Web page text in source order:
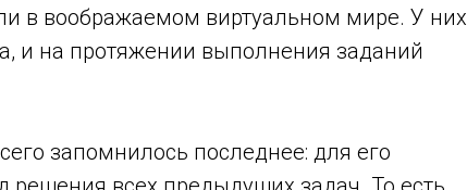
в воображаемом виртуальном мире. У них
и на протяжении выполнения заданий
запомнилось последнее: для его